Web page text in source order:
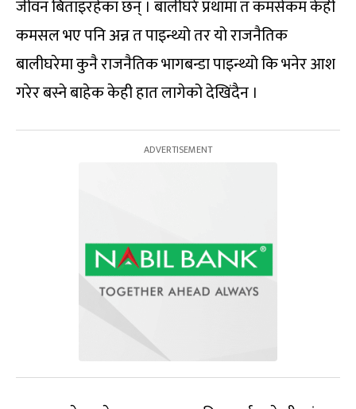
जीवन बिताइरहेका छन् । बालीघरे प्रथामा त कमसेकम केही
कमसल भए पनि अन्न त पाइन्थ्यो तर यो राजनैतिक
बालीघरेमा कुनै राजनैतिक भागबन्डा पाइन्थ्यो कि भनेर आश
गरेर बस्ने बाहेक केही हात लागेको देखिंदैन ।